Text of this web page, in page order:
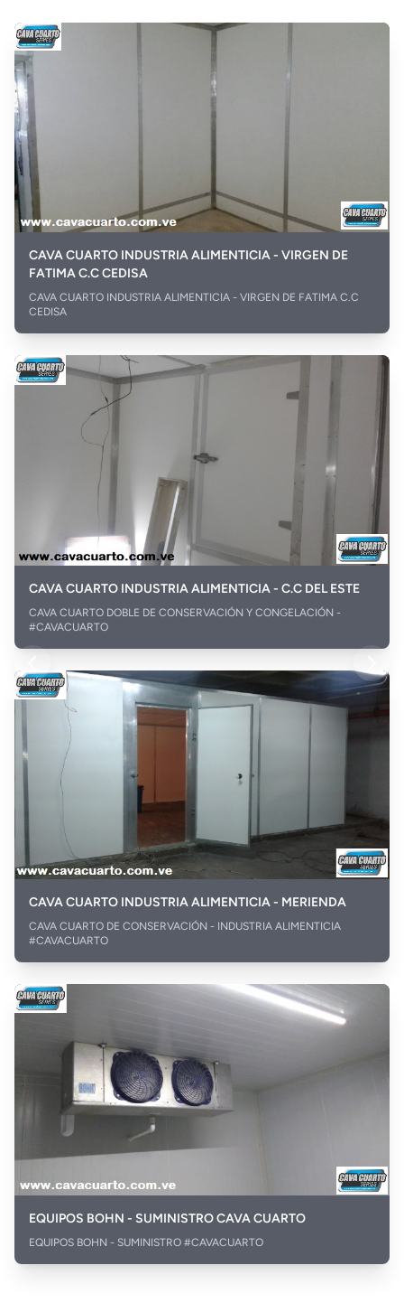
CAVA CUARTO INDUSTRIA ALIMENTICIA - VIRGEN DE
FATIMA C.C CEDISA
CAVA CUARTO INDUSTRIA ALIMENTICIA - VIRGEN DE FATIMA C.C
CEDISA
CAVA CUARTO INDUSTRIA ALIMENTICIA - C.C DEL ESTE
CAVA CUARTO DOBLE DE CONSERVACIÓN Y CONGELACIÓN -
#CAVACUARTO
CAVA CUARTO INDUSTRIA ALIMENTICIA - MERIENDA
CAVA CUARTO DE CONSERVACIÓN - INDUSTRIA ALIMENTICIA
#CAVACUARTO
EQUIPOS BOHN - SUMINISTRO CAVA CUARTO
EQUIPOS BOHN - SUMINISTRO #CAVACUARTO